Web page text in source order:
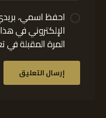
احفظ اسمي،
الإلكتروني في
المرة المقبلة في